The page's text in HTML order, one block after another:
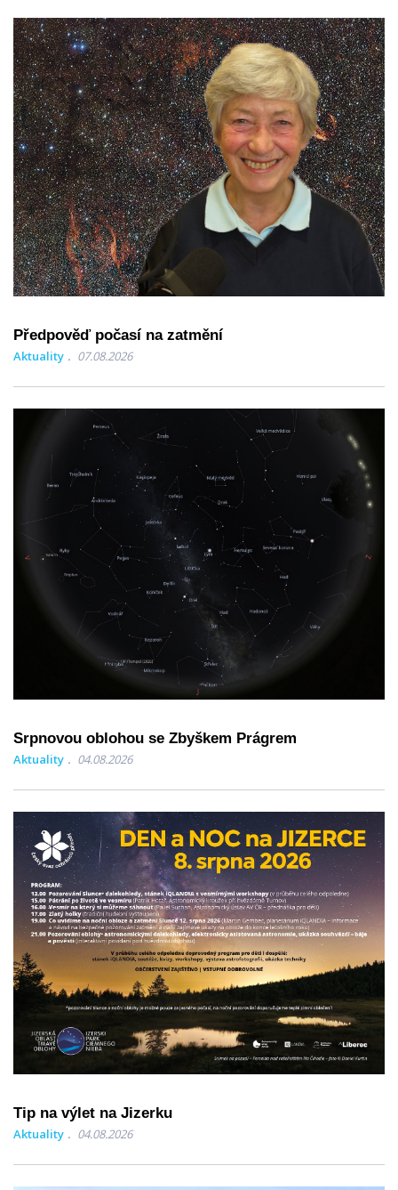
Předpověď počasí na zatmění
Aktuality 07.08.2026
Srpnovou oblohou se Zbyškem Prágrem
Aktuality 04.08.2026
Tip na výlet na Jizerku
Aktuality 04.08.2026